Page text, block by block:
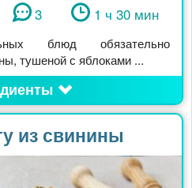
3 1 ч 30 мин
блюд обязательно
тушеной с яблоками ...
из свинины